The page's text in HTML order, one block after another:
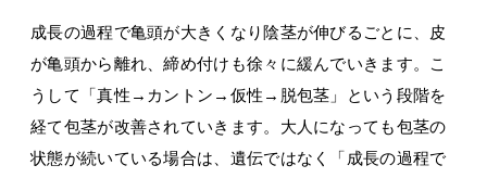
成長の過程で亀頭が大きくなり陰茎が伸びるごとに、皮
が亀頭から離れ、締め付けも徐々に緩んでいきます。こ
うして「真性→カントン→仮性→脱包茎」という段階を
経て包茎が改善されていきます。大人になっても包茎の
状態が続いている場合は、遺伝ではなく「成長の過程で